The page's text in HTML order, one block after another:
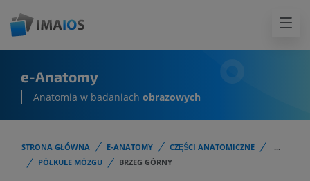
e-Anatomy
Anatomia w badaniach obrazowych
STRONA GŁÓWNA E-ANATOMY CZĘŚCI ANATOMICZNE
...
PÓŁKULE MÓZGU
BRZEG GÓRNY